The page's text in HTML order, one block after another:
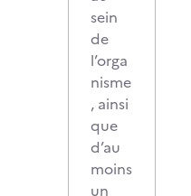
sein
de
l’orga
nisme
, ainsi
que
d’au
moins
un